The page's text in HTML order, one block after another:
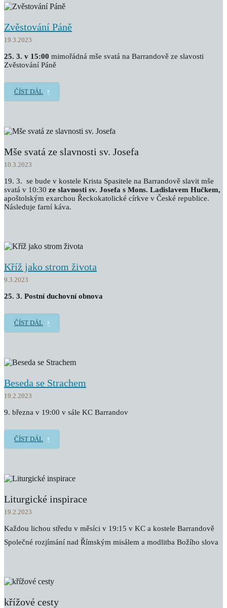
Zvěstování Páně
19.3.2023
25. 3. v 15:00 mimořádná mše svatá na Barrandově ze slavosti
Zvěstování Páně
ČÍST DÁL
Mše svatá ze slavnosti sv. Josefa
10.3.2023
19. 3. se bude v kostele Krista Spasitele na Barrandově slavit mše
svatá v 10:30 ze slavnosti sv. Josefa s Mons. Ladislavem Hučkem,
apoštolským exarchou Řeckokatolické církve v České republice.
Následuje farní káva.
Kříž jako strom života
9.3.2023
25. 3. Postní duchovní obnova
ČÍST DÁL
Beseda se Strachem
19.2.2023
9. března v 19:00 v sále KC Barrandov
ČÍST DÁL
Liturgické inspirace
19.2.2023
Každou lichou středu v měsíci v 19:15 v KC a kostele Barrandově
Společné rozjímání nad Římským misálem a modlitba Božího slova
křížové cesty